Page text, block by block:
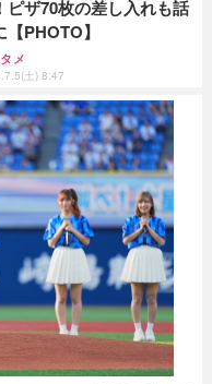
ピザ70枚の差し入れも話
【PHOTO】
メ
土) 8:47